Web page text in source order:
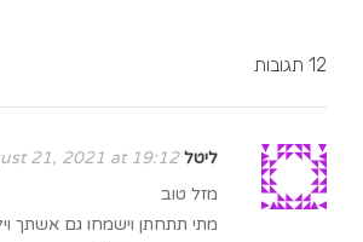
12 תגובות
ליטל 21, 2021 at 19:12
מזל טוב
מתי תתחתן וישמחו גם אשתך